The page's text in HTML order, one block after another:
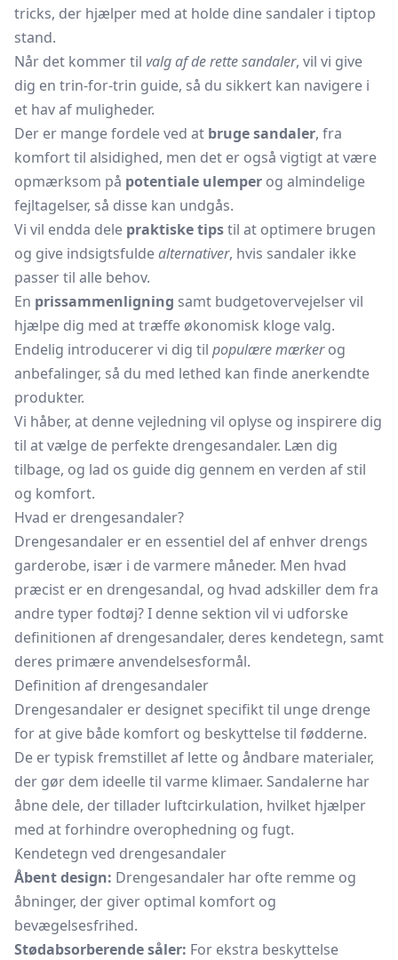
tricks, der hjælper med at holde dine sandaler i tiptop
stand.
Når det kommer til valg af de rette sandaler, vil vi give
dig en trin-for-trin guide, så du sikkert kan navigere i
et hav af muligheder.
Der er mange fordele ved at bruge sandaler, fra
komfort til alsidighed, men det er også vigtigt at være
opmærksom på potentiale ulemper og almindelige
fejltagelser, så disse kan undgås.
Vi vil endda dele praktiske tipstil at optimere brugen
og give indsigtsfuldealternativer, hvis sandaler ikke
passer til alle behov.
En prissammenligning samt budgetovervejelser vil
hjælpe dig med at træffe økonomisk kloge valg.
Endelig introducerer vi dig til populære mærkerog
anbefalinger, så du med lethed kan finde anerkendte
produkter.
Vi håber, at denne vejledning vil oplyse og inspirere dig
til at vælge de perfekte drengesandaler. Læn dig
tilbage, og lad os guide dig gennem en verden af stil
og komfort.
Hvad er drengesandaler?
Drengesandaler er en essentiel del af enhver drengs
garderobe, især i de varmere måneder. Men hvad
præcist er en drengesandal, og hvad adskiller dem fra
andre typer fodtøj? I denne sektion vil vi udforske
definitionen af drengesandaler, deres kendetegn, samt
deres primære anvendelsesformål.
Definition af drengesandaler
Drengesandaler er designet specifikt til unge drenge
for at give både komfort og beskyttelse til fødderne.
De er typisk fremstillet af lette og åndbare materialer,
der gør dem ideelle til varme klimaer. Sandalerne har
åbne dele, der tillader luftcirkulation, hvilket hjælper
med at forhindre overophedning og fugt.
Kendetegn ved drengesandaler
Åbent design: Drengesandaler har ofte remme og
åbninger, der giver optimal komfort og
bevægelsesfrihed.
Stødabsorberende såler: For ekstra beskyttelse